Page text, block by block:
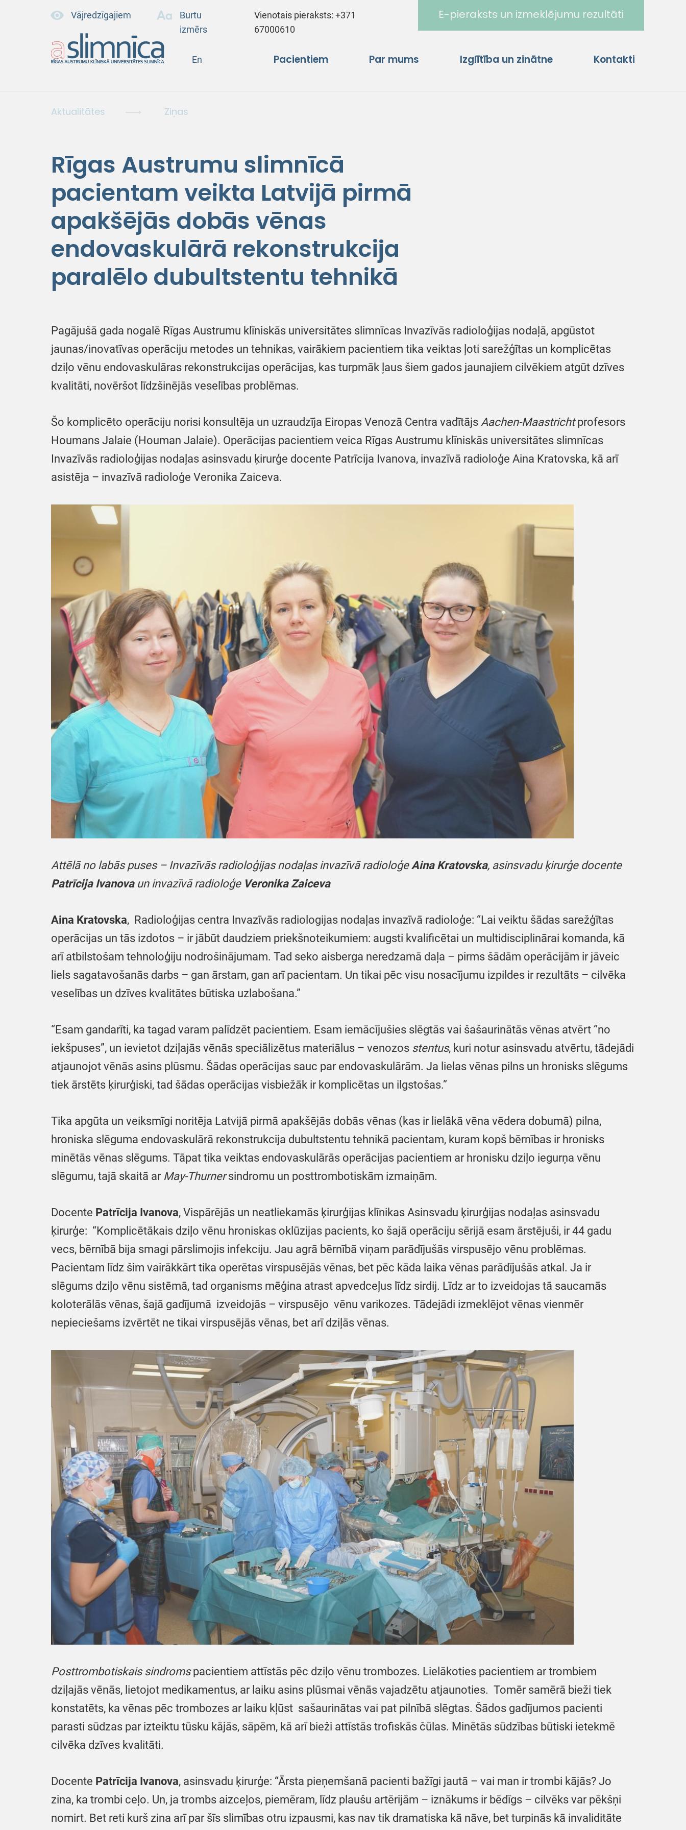
Vājredzīgajiem
Burtu
izmērs
Vienotais pieraksts:+371
67000610
E-pieraksts un izmeklējumu rezultāti
En Pacientiem Par mums Izglītība un zinātne Kontakti
Aktualitātes Ziņas
Rīgas Austrumu slimnīcā
pacientam veikta Latvijā pirmā
apakšējās dobās vēnas
endovaskulārā rekonstrukcija
paralēlo dubultstentu tehnikā
Pagājušā gada nogalē Rīgas Austrumu klīniskās universitātes slimnīcas Invazīvās radioloģijas nodaļā, apgūstot
jaunas/inovatīvas operāciju metodes un tehnikas, vairākiem pacientiem tika veiktas ļoti sarežģītas un komplicētas
dziļo vēnu endovaskulāras rekonstrukcijas operācijas, kas turpmāk ļaus šiem gados jaunajiem cilvēkiem atgūt dzīves
kvalitāti, novēršot līdzšinējās veselības problēmas.
Šo komplicēto operāciju norisi konsultēja un uzraudzīja Eiropas Venozā Centra vadītājs Aachen-Maastrichtprofesors
Houmans Jalaie (Houman Jalaie). Operācijas pacientiem veica Rīgas Austrumu klīniskās universitātes slimnīcas
Invazīvās radioloģijas nodaļas asinsvadu ķirurģe docente Patrīcija Ivanova, invazīvā radioloģe Aina Kratovska, kā arī
asistēja – invazīvā radioloģe Veronika Zaiceva.
Attēlā no labās puses – Invazīvās radioloģijas nodaļas invazīvā radioloģeAina Kratovska, asinsvadu ķirurģe docente
Patrīcija Ivanovaun invazīvā radioloģe Veronika Zaiceva
Aina Kratovska, Radioloģijas centra Invazīvās radiologijas nodaļas invazīvā radioloģe: “Lai veiktu šādas sarežģītas
operācijas un tās izdotos – ir jābūt daudziem priekšnoteikumiem: augsti kvalificētai un multidisciplinārai komanda, kā
arī atbilstošam tehnoloģiju nodrošinājumam. Tad seko aisberga neredzamā daļa – pirms šādām operācijām ir jāveic
liels sagatavošanās darbs – gan ārstam, gan arī pacientam. Un tikai pēc visu nosacījumu izpildes ir rezultāts – cilvēka
veselības un dzīves kvalitātes būtiska uzlabošana.”
“Esam gandarīti, ka tagad varam palīdzēt pacientiem. Esam iemācījušies slēgtās vai šašaurinātās vēnas atvērt “no
iekšpuses”, un ievietot dziļajās vēnās speciālizētus materiālus – venozos stentus, kuri notur asinsvadu atvērtu, tādejādi
atjaunojot vēnās asins plūsmu. Šādas operācijas sauc par endovaskulārām. Ja lielas vēnas pilns un hronisks slēgums
tiek ārstēts ķirurģiski, tad šādas operācijas visbiežāk ir komplicētas un ilgstošas.”
Tika apgūta un veiksmīgi noritēja Latvijā pirmā apakšējās dobās vēnas (kas ir lielākā vēna vēdera dobumā) pilna,
hroniska slēguma endovaskulārā rekonstrukcija dubultstentu tehnikā pacientam, kuram kopš bērnības ir hronisks
minētās vēnas slēgums. Tāpat tika veiktas endovaskulārās operācijas pacientiem ar hronisku dziļo iegurņa vēnu
slēgumu, tajā skaitā ar May-Thurnersindromu un posttrombotiskām izmaiņām.
Docente Patrīcija Ivanova, Vispārējās un neatliekamās ķirurģijas klīnikas Asinsvadu ķirurģijas nodaļas asinsvadu
ķirurģe: “Komplicētākais dziļo vēnu hroniskas oklūzijas pacients, ko šajā operāciju sērijā esam ārstējuši, ir 44 gadu
vecs, bērnībā bija smagi pārslimojis infekciju. Jau agrā bērnībā viņam parādījušās virspusējo vēnu problēmas.
Pacientam līdz šim vairākkārt tika operētas virspusējās vēnas, bet pēc kāda laika vēnas parādījušās atkal. Ja ir
slēgums dziļo vēnu sistēmā, tad organisms mēģina atrast apvedceļus līdz sirdij. Līdz ar to izveidojas tā saucamās
koloterālās vēnas, šajā gadījumā izveidojās – virspusējo vēnu varikozes. Tādejādi izmeklējot vēnas vienmēr
nepieciešams izvērtēt ne tikai virspusējās vēnas, bet arī dziļās vēnas.
Posttrombotiskais sindromspacientiem attīstās pēc dziļo vēnu trombozes. Lielākoties pacientiem ar trombiem
dziļajās vēnās, lietojot medikamentus, ar laiku asins plūsmai vēnās vajadzētu atjaunoties. Tomēr samērā bieži tiek
konstatēts, ka vēnas pēc trombozes ar laiku kļūst sašaurinātas vai pat pilnībā slēgtas. Šādos gadījumos pacienti
parasti sūdzas par izteiktu tūsku kājās, sāpēm, kā arī bieži attīstās trofiskās čūlas. Minētās sūdzības būtiski ietekmē
cilvēka dzīves kvalitāti.
Docente Patrīcija Ivanova, asinsvadu ķirurģe: “Ārsta pieņemšanā pacienti bažīgi jautā – vai man ir trombi kājās? Jo
zina, ka trombi ceļo. Un, ja trombs aizceļos, piemēram, līdz plaušu artērijām – iznākums ir bēdīgs – cilvēks var pēkšņi
nomirt. Bet reti kurš zina arī par šīs slimības otru izpausmi, kas nav tik dramatiska kā nāve, bet turpinās kā invaliditāte